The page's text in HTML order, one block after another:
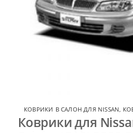
КОВРИКИ В САЛОН ДЛЯ NISSAN,
Коврики для